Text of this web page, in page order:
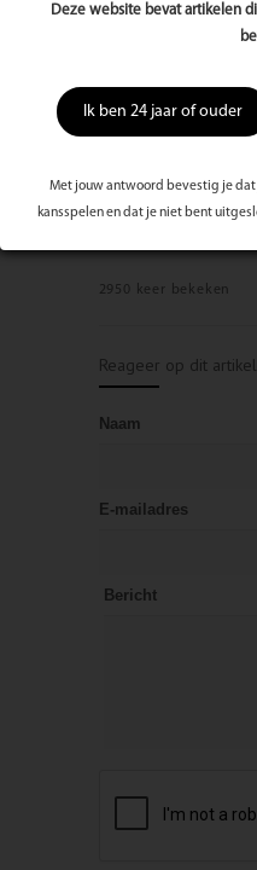
Deze website bevat artikelen
Ik ben 24 jaar of ouder
Met jouw antwoord bevestig je dat
kansspelen en dat je niet bent
Makeupartist
info@urmilasingh.com
www.urmilasingh.com
Waardeer dit artikel:
2950 keer bekeken
Reageer op dit artikel
Naam
E-mailadres
Bericht